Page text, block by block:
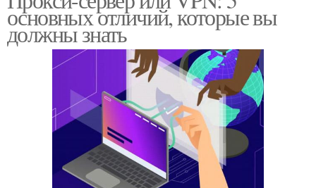
основных отличий, которые вы
должны знать